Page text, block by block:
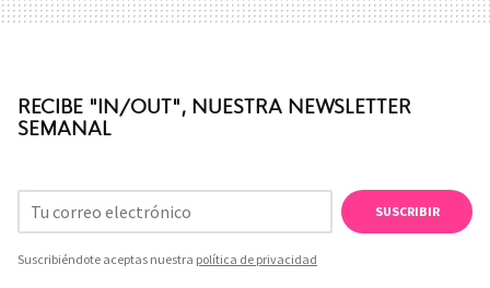
RECIBE "IN/OUT", NUESTRA NEWSLETTER
SEMANAL
SUSCRIBIR
Suscribiéndote aceptas nuestra política de privacidad